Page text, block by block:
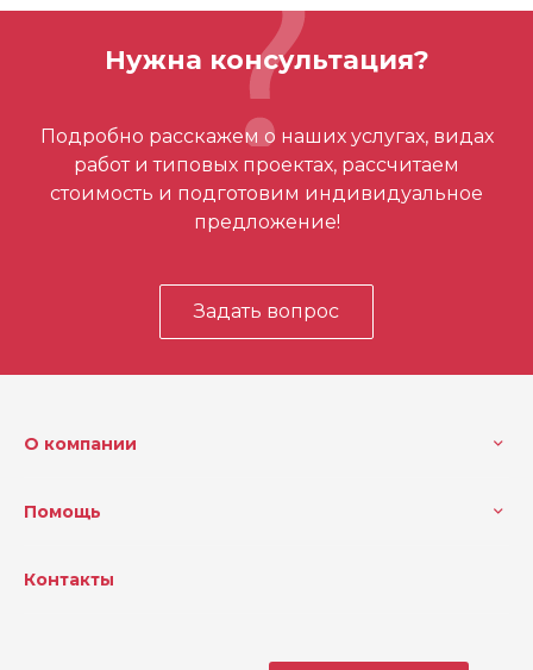
Отзывов ещё нет – ваш может стать
первым
Нужна консультация?
Подробно расскажем о наших услугах, видах
работ и типовых проектах, рассчитаем
стоимость и подготовим индивидуальное
предложение!
Задать вопрос
О компании
Помощь
Контакты